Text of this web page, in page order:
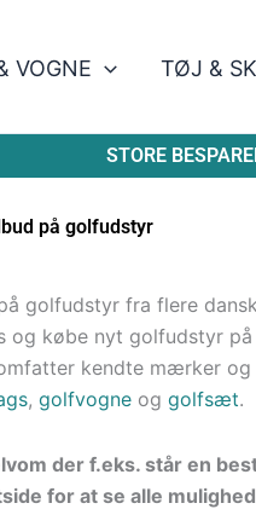
VOGNE TØJ &
STORE
på golfudstyr
golfudstyr fra flere
og købe nyt golfudstyr
kendte mærker
, golfvogne og golfsæt.
der f.eks. står en
for at se alle